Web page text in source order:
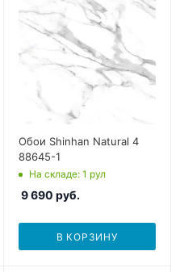
Обои Shinhan Natural 4
88645-1
На складе: 1 рул
9 690 руб.
В КОРЗИНУ